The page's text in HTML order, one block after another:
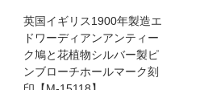
英国イギリス1900年製造エ
ドワーディアンアンティー
ク鳩と花植物シルバー製ピ
ンブローチホールマーク刻